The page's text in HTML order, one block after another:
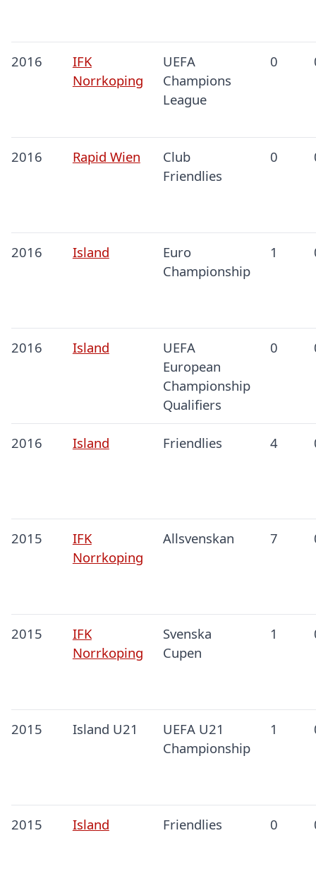
2016
IFK
Norrkoping
UEFA
Champions
League
0
2016 Rapid Wien
Club
Friendlies
0
2016 Island
Euro
Championship
1
2016 Island
UEFA
European
Championship
Qualifiers
0
2016 Island Friendlies 4
2015
IFK
Norrkoping
Allsvenskan 7
2015
IFK
Norrkoping
Svenska
Cupen
1
2015 Island U21
UEFA U21
Championship
1
2015 Island Friendlies 0